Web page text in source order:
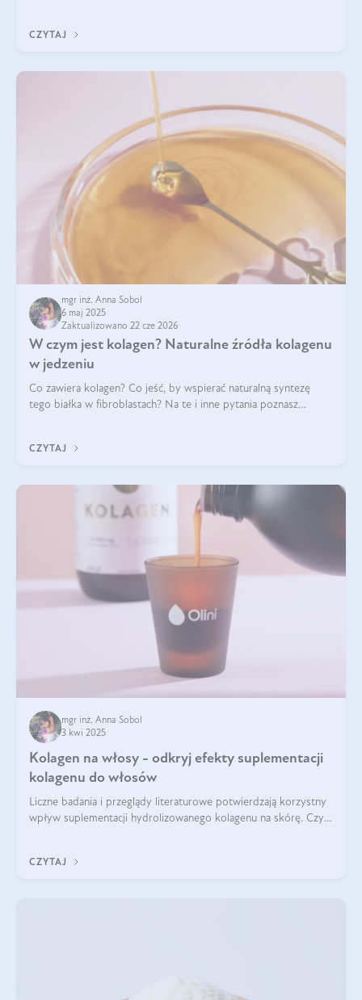
CZYTAJ
mgr inż. Anna Sobol
6 maj 2025
Zaktualizowano 22 cze 2026
W czym jest kolagen? Naturalne źródła kolagenu
w jedzeniu
Co zawiera kolagen? Co jeść, by wspierać naturalną syntezę
tego białka w fibroblastach? Na te i inne pytania poznasz
CZYTAJ
mgr inż. Anna Sobol
3 kwi 2025
Kolagen na włosy - odkryj efekty suplementacji
kolagenu do włosów
Liczne badania i przeglądy literaturowe potwierdzają korzystny
wpływ suplementacji hydrolizowanego kolagenu na skórę. Czy
CZYTAJ